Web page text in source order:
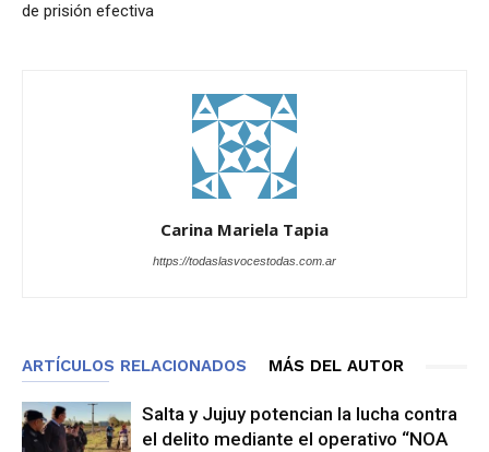
de prisión efectiva
Carina Mariela Tapia
https://todaslasvocestodas.com.ar
ARTÍCULOS RELACIONADOS MÁS DEL AUTOR
Salta y Jujuy potencian la lucha contra
el delito mediante el operativo “NOA